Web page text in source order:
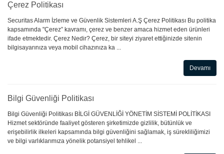
Çerez Politikası
Securitas Alarm İzleme ve Güvenlik Sistemleri A.Ş Çerez Politikası Bu politika
kapsamında "Çerez” kavramı, çerez ve benzer amaca hizmet eden ürünleri
ifade etmektedir. Çerez Nedir? Çerez, bir siteyi ziyaret ettiğinizde sitenin
bilgisayarınıza veya mobil cihazınıza ka ...
Devamı
Bilgi Güvenliği Politikası
Bilgi Güvenliği Politikası BİLGİ GÜVENLİĞİ YÖNETİM SİSTEMİ POLİTİKASI
Hizmet sektöründe faaliyet gösteren şirketimizde gizlilik, bütünlük ve
erişebilirlik ilkeleri kapsamında bilgi güvenliğini sağlamak, iş sürekliliğimizi
ve bilgi varlıklarımıza yönelik potansiyel tehlikel ...